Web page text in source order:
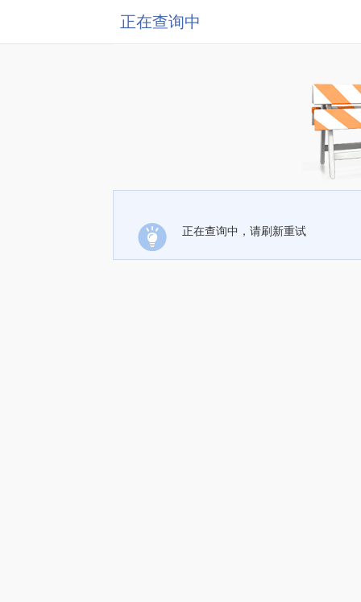
正在查询中
正在查询中，请刷新重试